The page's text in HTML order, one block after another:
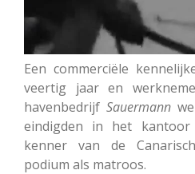
Een commerciële
veertig jaar en
havenbedrijf Sauermann
eindigden in het kantoor
kenner van de
podium als matroos.